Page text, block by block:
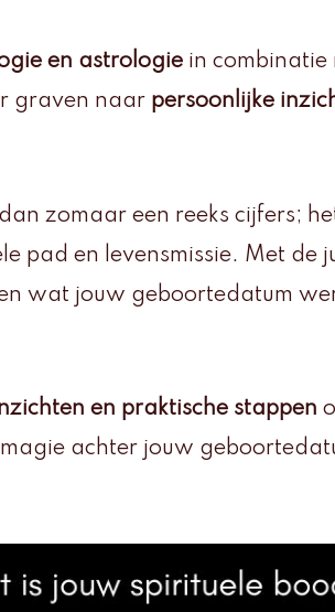
en astrologie in combinatie
graven naar persoonlijke
zomaar een reeks cijfers;
pad en levensmissie. Met de
wat jouw geboortedatum
en praktische stappen
achter jouw